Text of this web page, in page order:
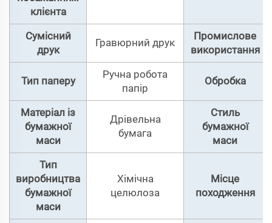
клієнта
Сумісний
друк
Гравюрний друк
Промислове
використання
Тип паперу
Ручна робота
папір
Обробка
Матеріал із
бумажної
маси
Дрівельна
бумага
Стиль
бумажної
маси
Тип
виробництва
бумажної
маси
Хімічна
целюлоза
Місце
походження